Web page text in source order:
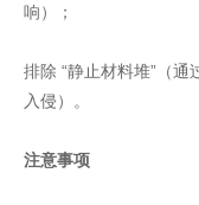
响）；
排除 “静止材料堆”（
入侵）。
注意事项